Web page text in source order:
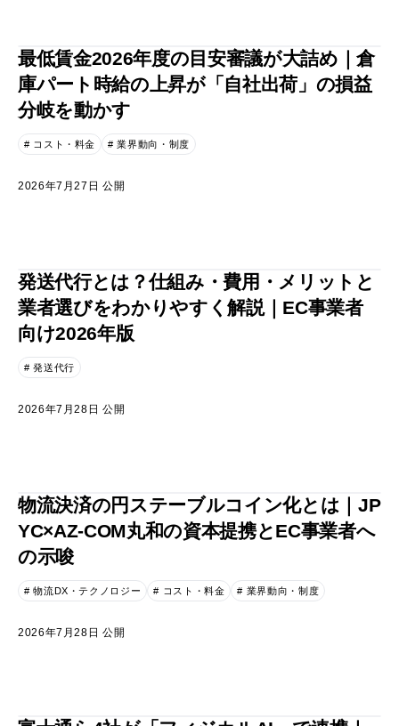
最低賃金2026年度の目安審議が大詰め｜倉
庫パート時給の上昇が「自社出荷」の損益
分岐を動かす
# コスト・料金 # 業界動向・制度
2026年7月27日 公開
発送代行とは？仕組み・費用・メリットと
業者選びをわかりやすく解説｜EC事業者
向け2026年版
# 発送代行
2026年7月28日 公開
物流決済の円ステーブルコイン化とは｜JP
YC×AZ-COM丸和の資本提携とEC事業者へ
の示唆
# 物流DX・テクノロジー # コスト・料金 # 業界動向・制度
2026年7月28日 公開